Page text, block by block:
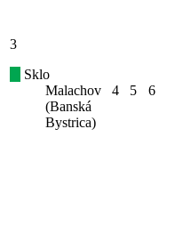
3
Sklo
Malachov
(Banská
Bystrica)
4 5 6